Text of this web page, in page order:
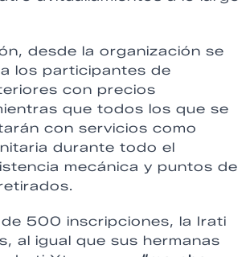
desde la organización se
los participantes de
con precios
que todos los que se
con servicios como
durante todo el
mecánica y puntos de
500 inscripciones, la Irati
al igual que sus hermanas